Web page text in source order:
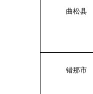
曲松县
错那市